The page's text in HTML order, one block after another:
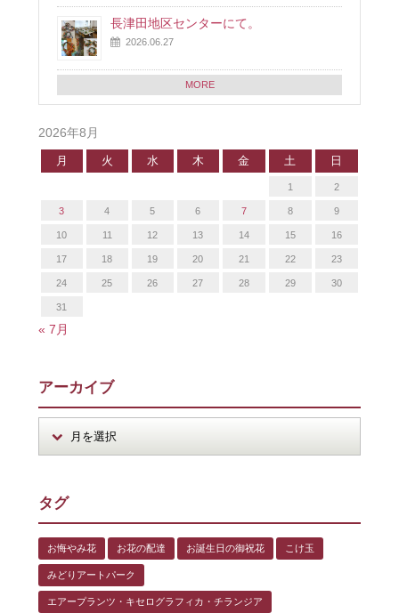
長津田地区センターにて。
2026.06.27
MORE
2026年8月
月 火 水 木 金 土 日
1 2
3 4 5 6 7 8 9
10 11 12 13 14 15 16
17 18 19 20 21 22 23
24 25 26 27 28 29 30
31
« 7月
アーカイブ
タグ
お悔やみ花 お花の配達 お誕生日の御祝花 こけ玉
みどりアートパーク
エアープランツ・キセログラフィカ・チランジア